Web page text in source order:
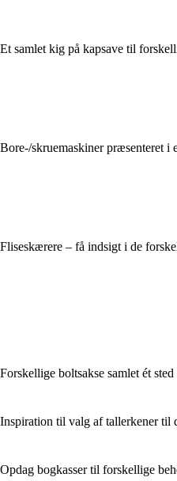
Et samlet kig på kapsave til
Bore-/skruemaskiner præsenteret i
Fliseskærere – få indsigt i de
Forskellige boltsakse samlet ét sted
Inspiration til valg af tallerkener til
Opdag bogkasser til forskellige